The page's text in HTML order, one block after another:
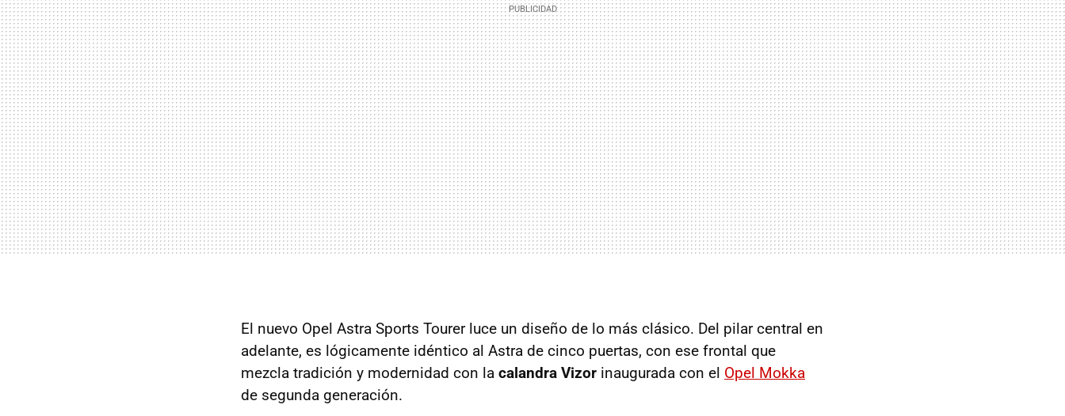
El nuevo Opel Astra Sports Tourer luce un diseño de lo más clásico. Del pilar central en
adelante, es lógicamente idéntico al Astra de cinco puertas, con ese frontal que
mezcla tradición y modernidad con la calandra Vizor inaugurada con el Opel Mokka
de segunda generación.